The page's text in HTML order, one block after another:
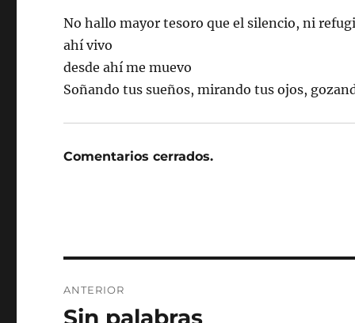
No hallo mayor tesoro que el silencio, ni
ahí vivo
desde ahí me muevo
Soñando tus sueños, mirando tus ojos,
Comentarios cerrados.
de
ANTERIOR
Entrada
Sin palabras